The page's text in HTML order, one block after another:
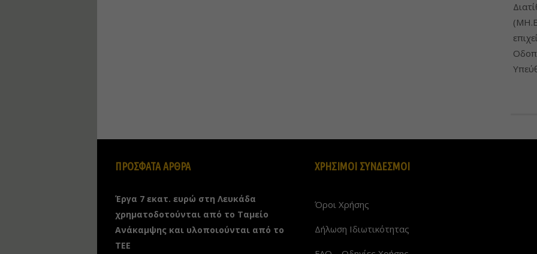
ΠΡΟΣΦΑΤΑ ΑΡΘΡΑ
Έργα 7 εκατ. ευρώ στη Λευκάδα
χρηματοδοτούνται από το Ταμείο
Ανάκαμψης και υλοποιούνται από το
ΤΕΕ
ΧΡΗΣΙΜΟΙ ΣΥΝΔΕΣΜΟΙ
Όροι Χρήσης
Δήλωση Ιδιωτικότητας